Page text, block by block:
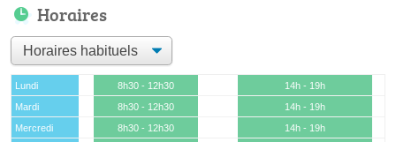
Horaires
Lundi 8h30 - 12h30
14h - 19h
Mardi
8h30 - 12h30
14h - 19h
Mercredi
8h30 - 12h30
14h - 19h